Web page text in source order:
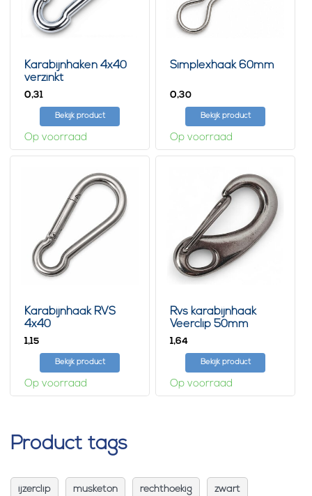
Karabijnhaken 4x40
verzinkt
0,31
Bekijk product
Op voorraad
Simplexhaak 60mm
0,30
Bekijk product
Op voorraad
Karabijnhaak RVS
4x40
1,15
Bekijk product
Op voorraad
Rvs karabijnhaak
Veerclip 50mm
1,64
Bekijk product
Op voorraad
Product tags
ijzerclip musketon rechthoekig zwart